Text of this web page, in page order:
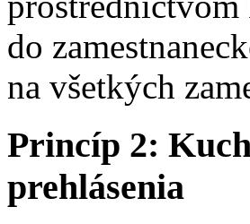
do
na všetkých
Princíp 2:
prehlásenia